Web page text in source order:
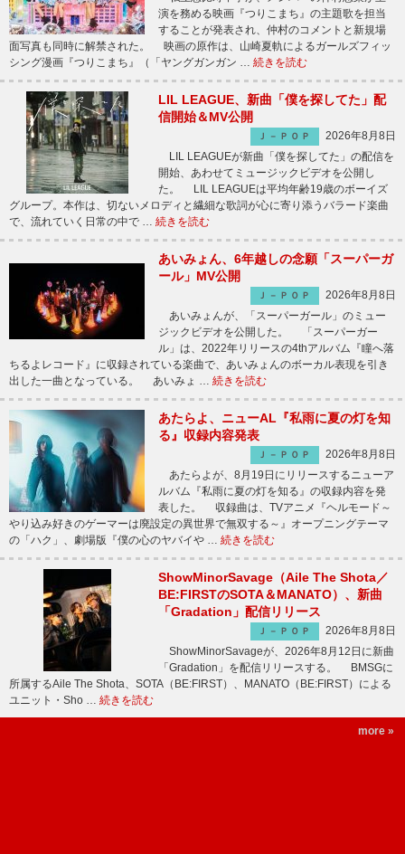
演を務める映画『つりこまち』の主題歌を担当
することが発表され、仲村のコメントと新規場
面写真も同時に解禁された。 映画の原作は、山崎夏軌によるガールズフィッ
シング漫画『つりこまち』（「ヤングガンガン … 続きを読む
LIL LEAGUE、新曲「僕を探してた」配
信開始＆MV公開
Ｊ－ＰＯＰ
2026年8月8日
LIL LEAGUEが新曲「僕を探してた」の配信を
開始、あわせてミュージックビデオを公開し
た。 LIL LEAGUEは平均年齢19歳のボーイズ
グループ。本作は、切ないメロディと繊細な歌詞が心に寄り添うバラード楽曲
で、流れていく日常の中で … 続きを読む
あいみょん、6年越しの念願「スーパーガ
ール」MV公開
Ｊ－ＰＯＰ
2026年8月8日
あいみょんが、「スーパーガール」のミュー
ジックビデオを公開した。 「スーパーガー
ル」は、2022年リリースの4thアルバム『瞳へ落
ちるよレコード』に収録されている楽曲で、あいみょんのボーカル表現を引き
出した一曲となっている。 あいみょ … 続きを読む
あたらよ、ニューAL『私雨に夏の灯を知
る』収録内容発表
Ｊ－ＰＯＰ
2026年8月8日
あたらよが、8月19日にリリースするニューア
ルバム『私雨に夏の灯を知る』の収録内容を発
表した。 収録曲は、TVアニメ『ヘルモード～
やり込み好きのゲーマーは廃設定の異世界で無双する～』オープニングテーマ
の「ハク」、劇場版『僕の心のヤバイや … 続きを読む
ShowMinorSavage（Aile The Shota／
BE:FIRSTのSOTA＆MANATO）、新曲
「Gradation」配信リリース
Ｊ－ＰＯＰ
2026年8月8日
ShowMinorSavageが、2026年8月12日に新曲
「Gradation」を配信リリースする。 BMSGに
所属するAile The Shota、SOTA（BE:FIRST）、MANATO（BE:FIRST）による
ユニット・Sho … 続きを読む
more »